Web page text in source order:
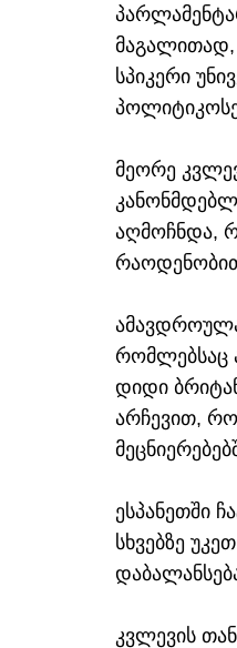
სპიკერი
მეორე
აღმოჩნდა,
რომლებსაც
დიდი
არჩევით,
ესპანეთში
სხვებზე
კვლევის